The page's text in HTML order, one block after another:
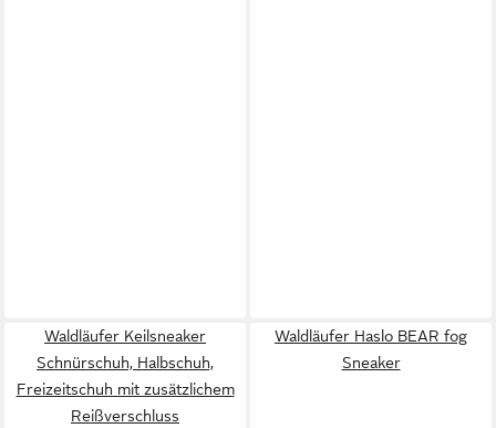
Waldläufer Keilsneaker
Schnürschuh, Halbschuh,
Freizeitschuh mit zusätzlichem
Reißverschluss
Waldläufer Haslo BEAR fog
Sneaker